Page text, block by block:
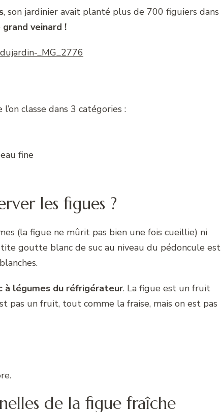
, son jardinier avait planté plus de 700 figuiers dans
grand veinard !
l’on classe dans 3 catégories :
fine
les figues ?
(la figue ne mûrit pas bien une fois cueillie) ni
goutte blanc de suc au niveau du pédoncule est
à légumes du réfrigérateur. La figue est un fruit
pas un fruit, tout comme la fraise, mais on est pas
de la figue fraîche